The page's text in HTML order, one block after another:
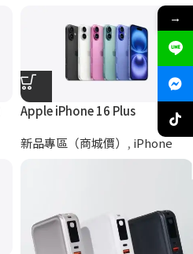
Apple iPhone 16 Plus
新品專區（商城價） , iPhone
→